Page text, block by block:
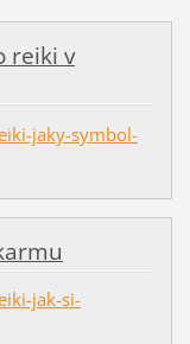
reiki v
jaky-symbol-
jak-si-